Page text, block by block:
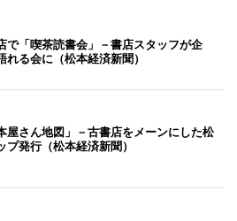
で「喫茶読書会」－書店スタッフが企
れる会に（松本経済新聞）
屋さん地図」－古書店をメーンにした松
プ発行（松本経済新聞）